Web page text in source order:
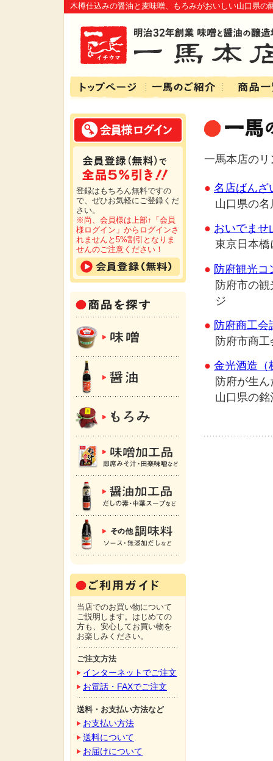
木樽仕込みの醤油と麦味噌、もろみがおいしい山口県
一馬本店の
● 名店ばんざ
山口県の
● おいでませ
東京日本
● 防府観光コ
防府市の
ジ
● 防府商工会
防府市商
● 金光酒造（
防府が生
山口県の
登録はもちろん無料ですの
で、ぜひお気軽にご登録くだ
さい。
※尚、会員様は上部↑「会員
様ログイン」からログインさ
れませんと5%割引となりま
せんのご注意ください！
当店でのお買い物について
ご説明します。はじめての
方も、安心してお買い物を
お楽しみください。
ご注文方法
インターネットでご注文
お電話・FAXでご注文
送料・お支払い方法など
お支払い方法
送料について
お届けについて